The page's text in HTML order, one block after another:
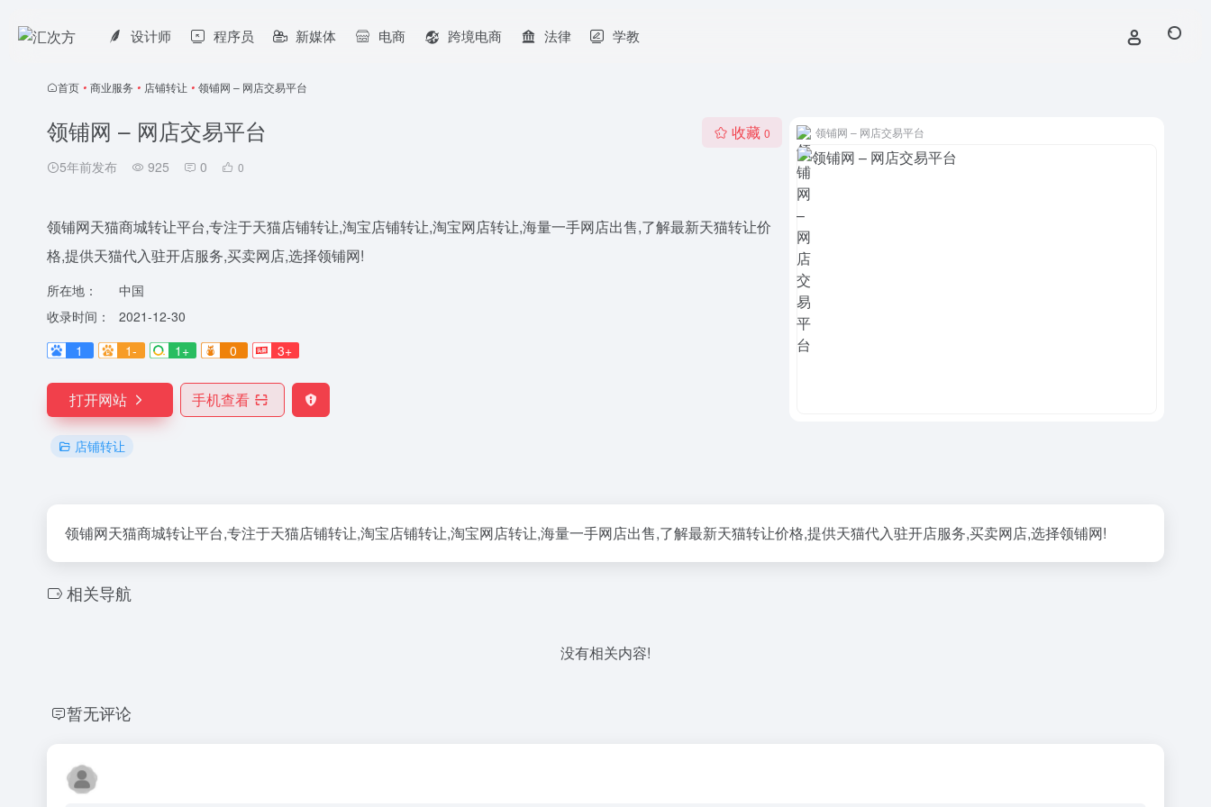
设计师 程序员 新媒体 电商 跨境电商 法律 学教
首页 • 商业服务 • 店铺转让 • 领铺网 – 网店交易平台
领铺网 – 网店交易平台
5年前发布 925 0 0
收藏 0
领铺网天猫商城转让平台,专注于天猫店铺转让,淘宝店铺转让,淘宝网店转让,海量一手网店出售,了解最新天猫转让价
格,提供天猫代入驻开店服务,买卖网店,选择领铺网!
所在地：
中国
收录时间：
2021-12-30
1
1- 1+ 0 3+
打开网站 手机查看
店铺转让
领铺网 – 网店交易平台
领铺网天猫商城转让平台,专注于天猫店铺转让,淘宝店铺转让,淘宝网店转让,海量一手网店出售,了解最新天猫转让价格,提供天猫代入驻开店服务,买卖网店,选择领铺网!
相关导航
没有相关内容!
暂无评论